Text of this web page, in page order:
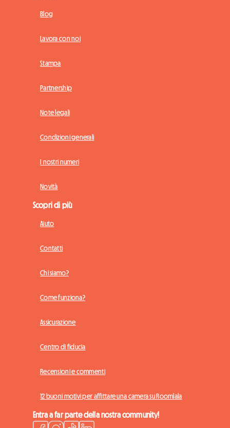
Blog
Lavora con noi
Stampa
Partnership
Note legali
Condizioni generali
I nostri numeri
Novità
Scopri di più
Aiuto
Contatti
Chi siamo?
Come funziona?
Assicurazione
Centro di fiducia
Recensioni e commenti
12 buoni motivi per affittare una camera su Roomlala
Entra a far parte della nostra community!